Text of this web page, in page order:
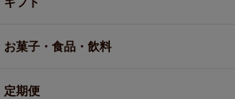
お菓子・食品・飲料
定期便